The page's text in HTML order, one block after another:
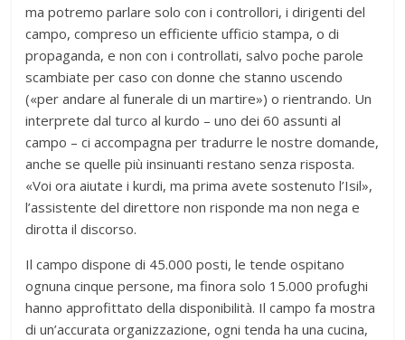
ma potremo parlare solo con i controllori, i dirigenti del
campo, compreso un efficiente ufficio stampa, o di
propaganda, e non con i controllati, salvo poche parole
scambiate per caso con donne che stanno uscendo
(«per andare al funerale di un martire») o rientrando. Un
interprete dal turco al kurdo – uno dei 60 assunti al
campo – ci accompagna per tradurre le nostre domande,
anche se quelle più insinuanti restano senza risposta.
«Voi ora aiutate i kurdi, ma prima avete sostenuto l’Isil»,
l’assistente del direttore non risponde ma non nega e
dirotta il discorso.
Il campo dispone di 45.000 posti, le tende ospitano
ognuna cinque persone, ma finora solo 15.000 profughi
hanno approfittato della disponibilità. Il campo fa mostra
di un’accurata organizzazione, ogni tenda ha una cucina,